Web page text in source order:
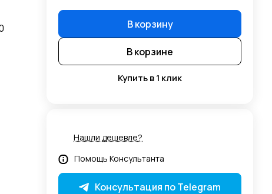
В корзину
В корзине
Купить в 1 клик
Нашли дешевле?
Помощь Консультанта
Консультация по Telegram